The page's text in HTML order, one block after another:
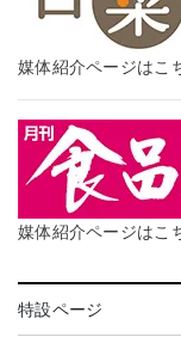
媒体紹介ページはこ
媒体紹介ページはこ
特設ページ